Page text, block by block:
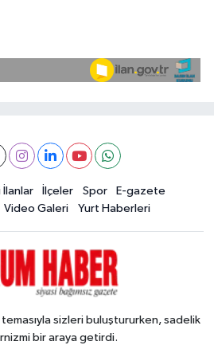
İlanlar İlçeler Spor
E-gazete
Video Galeri Yurt Haberleri
sizleri buluştururken, sadelik
bir araya getirdi.